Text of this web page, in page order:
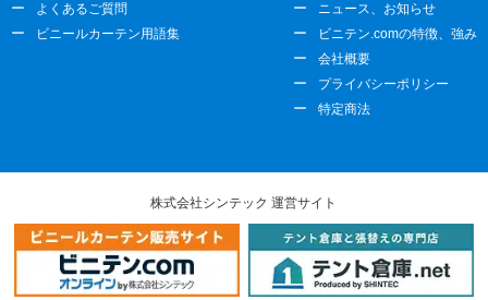
よくあるご質問
ビニールカーテン用語集
ニュース、お知らせ
ビニテン.comの特徴、強み
会社概要
プライバシーポリシー
特定商法
株式会社シンテック 運営サイト